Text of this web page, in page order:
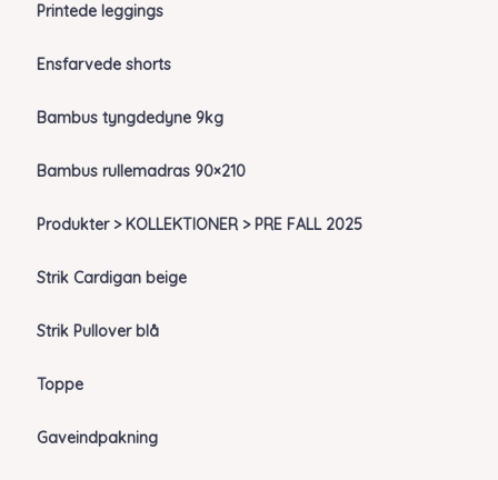
Printede leggings
Ensfarvede shorts
Bambus tyngdedyne 9kg
Bambus rullemadras 90×210
Produkter > KOLLEKTIONER > PRE FALL 2025
Strik Cardigan beige
Strik Pullover blå
Toppe
Gaveindpakning